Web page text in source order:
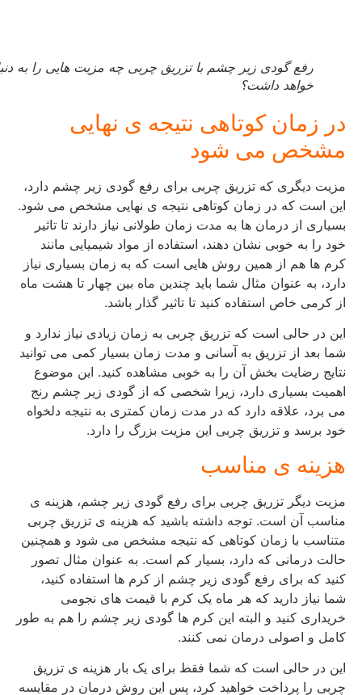
رفع گودی زیر چشم با تزریق چربی چه مزیت هایی را به دنبال
خواهد داشت؟
در زمان کوتاهی نتیجه ی نهایی
مشخص می شود
مزیت دیگری که تزریق چربی برای رفع گودی زیر چشم دارد،
این است که در زمان کوتاهی نتیجه ی نهایی مشخص می شود.
بسیاری از درمان ها به مدت زمان طولانی نیاز دارند تا تاثیر
خود را به خوبی نشان دهند، استفاده از مواد شیمیایی مانند
کرم ها هم از همین روش هایی است که به زمان بسیاری نیاز
دارد، به عنوان مثال شما باید چندین ماه بین چهار تا هشت ماه
از کرمی خاص استفاده کنید تا تاثیر گذار باشد.
این در حالی است که تزریق چربی به زمان زیادی نیاز ندارد و
شما بعد از تزریق به آسانی و مدت زمان بسیار کمی می توانید
نتایج رضایت بخش آن را به خوبی مشاهده کنید. این موضوع
اهمیت بسیاری دارد، زیرا شخصی که از گودی زیر چشم رنج
می برد، علاقه دارد که در مدت زمان کمتری به نتیجه دلخواه
خود برسد و تزریق چربی این مزیت بزرگ را دارد.
هزینه ی مناسب
مزیت دیگر تزریق چربی برای رفع گودی زیر چشم، هزینه ی
مناسب آن است. توجه داشته باشید که هزینه ی تزریق چربی
متناسب با زمان کوتاهی که نتیجه مشخص می شود و همچنین
حالت درمانی که دارد، بسیار کم است. به عنوان مثال تصور
کنید که برای رفع گودی زیر چشم از کرم ها استفاده کنید،
شما نیاز دارید که هر ماه یک کرم با قیمت های نجومی
خریداری کنید و البته این کرم ها گودی زیر چشم را هم به طور
کامل و اصولی درمان نمی کنند.
این در حالی است که شما فقط برای یک بار هزینه ی تزریق
چربی را پرداخت خواهید کرد، پس این روش درمان در مقایسه